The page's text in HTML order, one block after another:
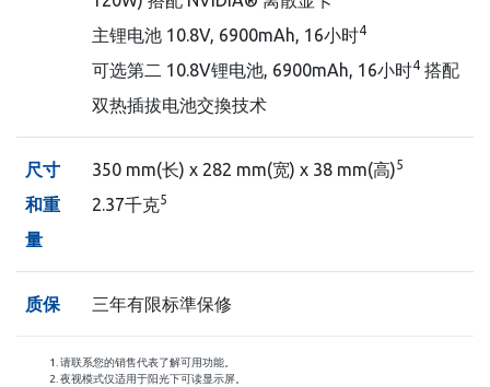
主锂电池 10.8V, 6900mAh, 16小时4
可选第二 10.8V锂电池, 6900mAh, 16小时4 搭配
双热插拔电池交換技术
尺寸
和重
量
350 mm(长) x 282 mm(宽) x 38 mm(高)5
2.37千克5
质保 三年有限标準保修
请联系您的销售代表了解可用功能。
夜视模式仅适用于阳光下可读显示屏。